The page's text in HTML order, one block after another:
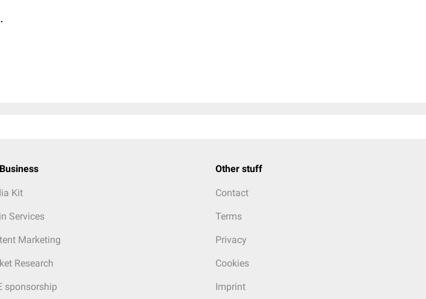
.
Kit
Services
Marketing
Research
sponsorship
Other stuff
Contact
Terms
Privacy
Cookies
Imprint